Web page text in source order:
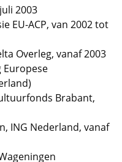
2003
EU-ACP, van 2002 tot
Overleg, vanaf 2003
Europese
Brabant,
ING Nederland, vanaf